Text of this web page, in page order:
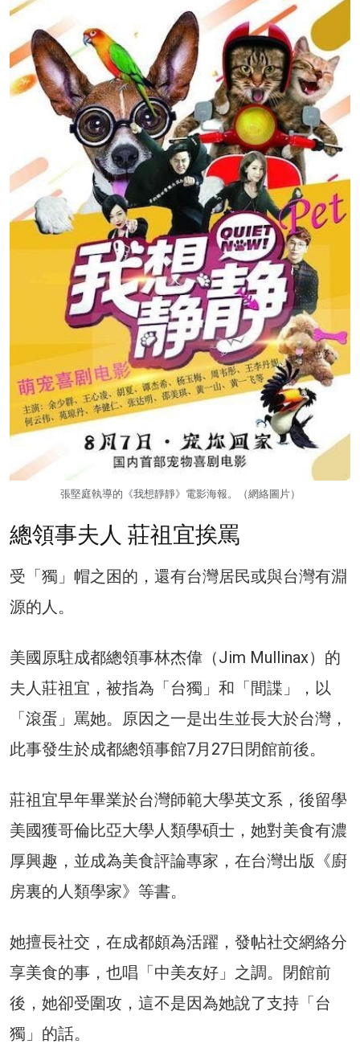
張堅庭執導的《我想靜靜》電影海報。（網絡圖片）
總領事夫人 莊祖宜挨罵
受「獨」帽之困的，還有台灣居民或與台灣有淵
源的人。
美國原駐成都總領事林杰偉（Jim Mullinax）的
夫人莊祖宜，被指為「台獨」和「間諜」，以
「滾蛋」罵她。原因之一是出生並長大於台灣，
此事發生於成都總領事館7月27日閉館前後。
莊祖宜早年畢業於台灣師範大學英文系，後留學
美國獲哥倫比亞大學人類學碩士，她對美食有濃
厚興趣，並成為美食評論專家，在台灣出版《廚
房裏的人類學家》等書。
她擅長社交，在成都頗為活躍，發帖社交網絡分
享美食的事，也唱「中美友好」之調。閉館前
後，她卻受圍攻，這不是因為她說了支持「台
獨」的話。